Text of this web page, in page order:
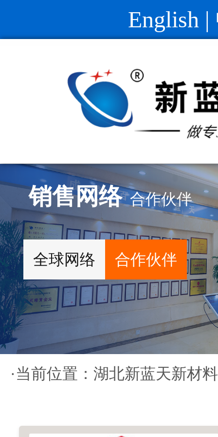
English |
销售网络 合作伙伴
全球网络 合作伙伴
·当前位置：湖北新蓝天新材